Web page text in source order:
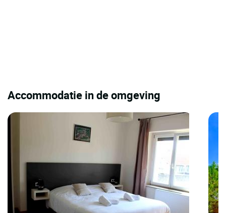
Accommodatie in de omgeving